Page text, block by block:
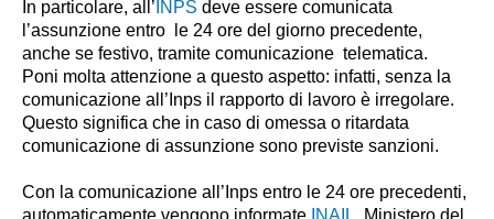
In particolare, all’ INPS deve essere comunicata
l’assunzione entro le 24 ore del giorno precedente,
anche se festivo, tramite comunicazione telematica.
Poni molta attenzione a questo aspetto: infatti, senza la
comunicazione all’Inps il rapporto di lavoro è irregolare.
Questo significa che in caso di omessa o ritardata
comunicazione di assunzione sono previste sanzioni.
Con la comunicazione all’Inps entro le 24 ore precedenti,